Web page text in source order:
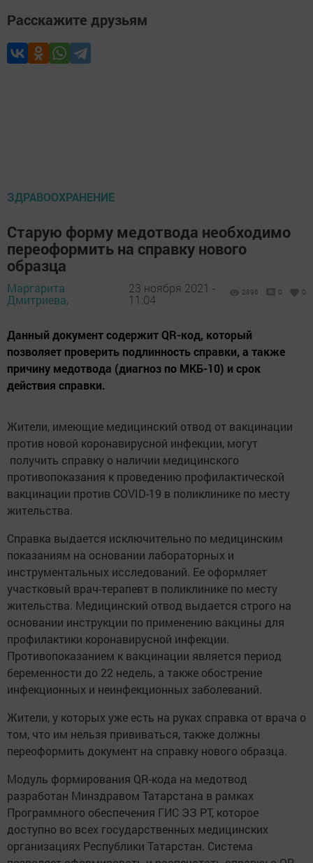
Расскажите друзьям
ЗДРАВООХРАНЕНИЕ
Старую форму медотвода необходимо
переоформить на справку нового
образца
Маргарита
Дмитриева,
23 ноября 2021 -
11:04
2896 0 0
Данный документ содержит QR-код, который
позволяет проверить подлинность справки, а также
причину медотвода (диагноз по МКБ-10) и срок
действия справки.
Жители, имеющие медицинский отвод от вакцинации
против новой коронавирусной инфекции, могут
получить справку о наличии медицинского
противопоказания к проведению профилактической
вакцинации против COVID-19 в поликлинике по месту
жительства.
Справка выдается исключительно по медицинским
показаниям на основании лабораторных и
инструментальных исследований. Ее оформляет
участковый врач-терапевт в поликлинике по месту
жительства. Медицинский отвод выдается строго на
основании инструкции по применению вакцины для
профилактики коронавирусной инфекции.
Противопоказанием к вакцинации является период
беременности до 22 недель, а также обострение
инфекционных и неинфекционных заболеваний.
Жители, у которых уже есть на руках справка от врача о
том, что им нельзя прививаться, также должны
переоформить документ на справку нового образца.
Модуль формирования QR-кода на медотвод
разработан Минздравом Татарстана в рамках
Программного обеспечения ГИС ЭЗ РТ, которое
доступно во всех государственных медицинских
организациях Республики Татарстан. Система